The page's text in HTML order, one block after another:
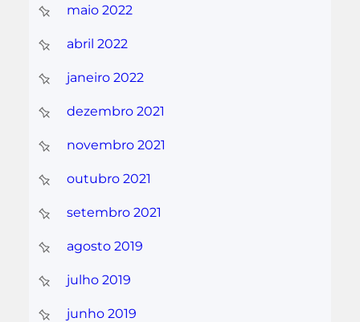
maio 2022
abril 2022
janeiro 2022
dezembro 2021
novembro 2021
outubro 2021
setembro 2021
agosto 2019
julho 2019
junho 2019